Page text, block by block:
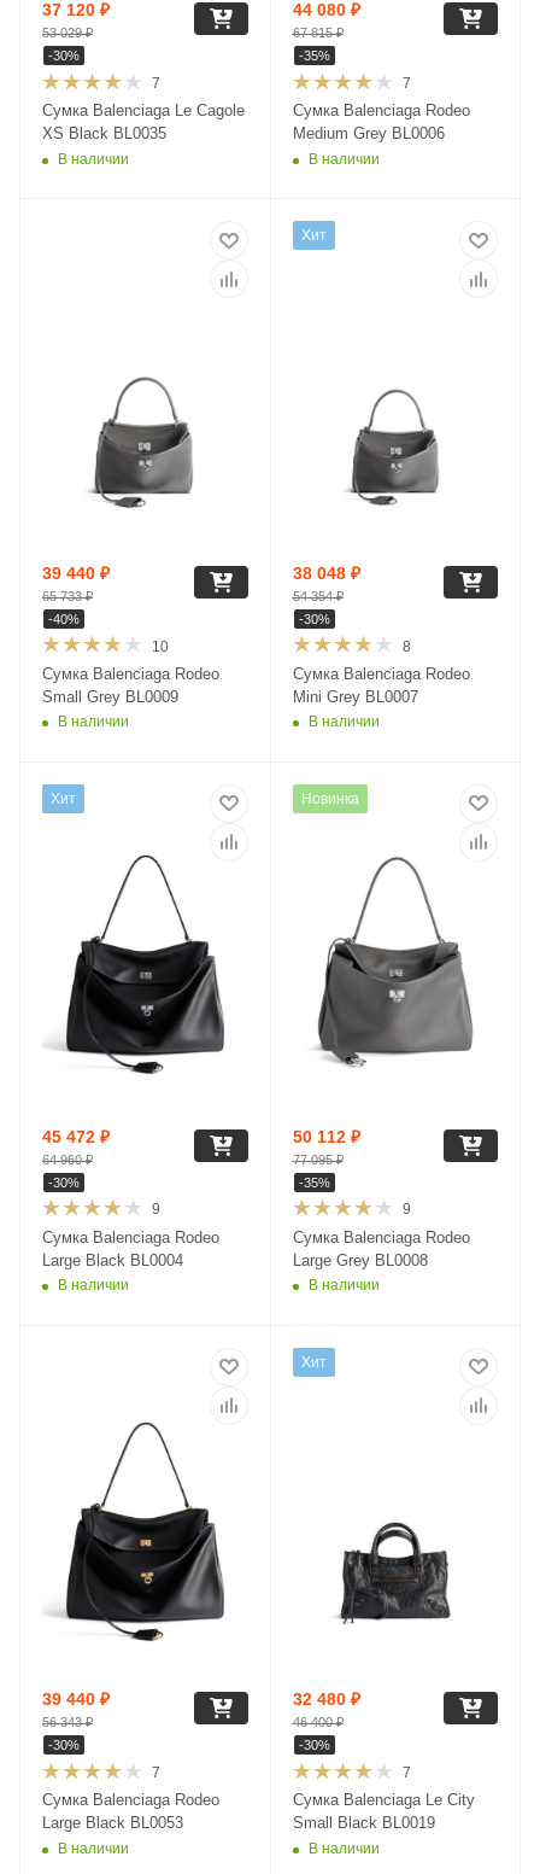
7
Сумка Balenciaga Le Cagole
XS Black BL0035
В наличии
37 120 ₽
53 029₽
-30%
7
Сумка Balenciaga Rodeo
Medium Grey BL0006
В наличии
44 080₽
67 815₽
-35%
10
Сумка Balenciaga Rodeo
Small Grey BL0009
В наличии
39 440 ₽
65 733₽
-40%
Хит
8
Сумка Balenciaga Rodeo
Mini Grey BL0007
В наличии
38 048₽
54 354₽
-30%
Хит
9
Сумка Balenciaga Rodeo
Large Black BL0004
В наличии
45 472 ₽
64 960₽
-30%
Новинка
9
Сумка Balenciaga Rodeo
Large Grey BL0008
В наличии
50 112₽
77 095₽
-35%
7
Сумка Balenciaga Rodeo
Large Black BL0053
В наличии
39 440 ₽
56 343₽
-30%
Хит
7
Сумка Balenciaga Le City
Small Black BL0019
В наличии
32 480₽
46 400₽
-30%